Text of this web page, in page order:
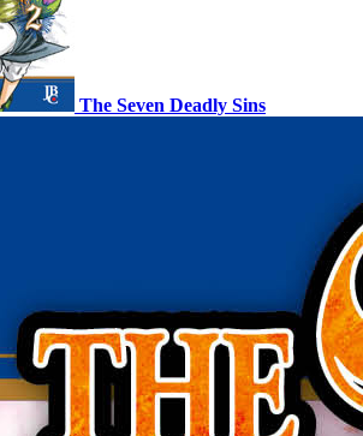
The Seven Deadly Sins